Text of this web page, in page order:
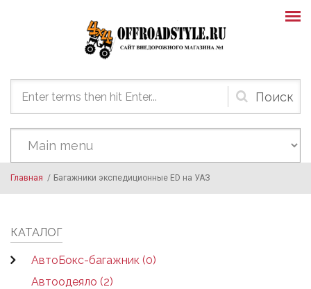
Форма
поиска
Главная / Багажники экспедиционные ED на УАЗ
КАТАЛОГ
АвтоБокс-багажник (0)
Автоодеяло (2)